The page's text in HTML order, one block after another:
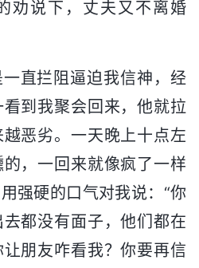
劝说下，丈夫又不离婚
直拦阻逼迫我信神，经
到我聚会回来，他就拉
恶劣。一天晚上十点左
，一回来就像疯了一样
强硬的口气对我说：“你
都没有面子，他们都在
朋友咋看我？你要再信